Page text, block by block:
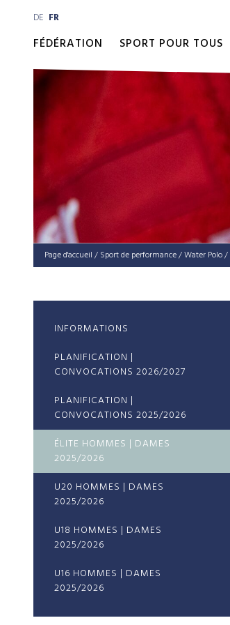
DE FR
FÉDÉRATION SPORT POUR TOUS
Page d'accueil / Sport de performance/Water Polo/
INFORMATIONS
PLANIFICATION |
CONVOCATIONS 2026/2027
PLANIFICATION |
CONVOCATIONS 2025/2026
ÉLITE HOMMES | DAMES
2025/2026
U20 HOMMES | DAMES
2025/2026
U18 HOMMES | DAMES
2025/2026
U16 HOMMES | DAMES
2025/2026